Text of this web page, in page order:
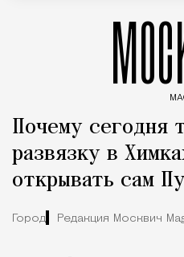
Почему сегодня
развязку в
открывать сам
Город Редакция Москвич